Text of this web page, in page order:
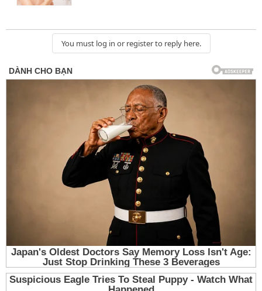
You must log in or register to reply here.